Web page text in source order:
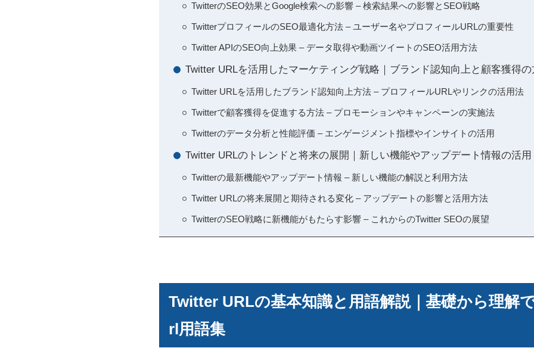
TwitterのSEO効果とGoogle検索への影響 – 検索結果への影響とSEO戦略
TwitterプロフィールのSEO最適化方法 – ユーザー名やプロフィールURLの重要性
Twitter APIのSEO向上効果 – データ取得や動画ツイートのSEO活用方法
Twitter URLを活用したマーケティング戦略｜ブランド認知向上と顧客獲得の
Twitter URLを活用したブランド認知向上方法 – プロフィールURLやリンクの活用法
Twitterで顧客獲得を促進する方法 – プロモーションやキャンペーンの実施法
Twitterのデータ分析と性能評価 – エンゲージメント指標やインサイトの活用
Twitter URLのトレンドと将来の展開｜新しい機能やアップデート情報の活用
Twitterの最新機能やアップデート情報 – 新しい機能の解説と利用方法
Twitter URLの将来展開と期待される変化 – アップデートの影響と活用方法
TwitterのSEO戦略に新機能がもたらす影響 – これからのTwitter SEOの展望
Twitter URLの基本知識と用語解説｜基礎から理解
rl用語集